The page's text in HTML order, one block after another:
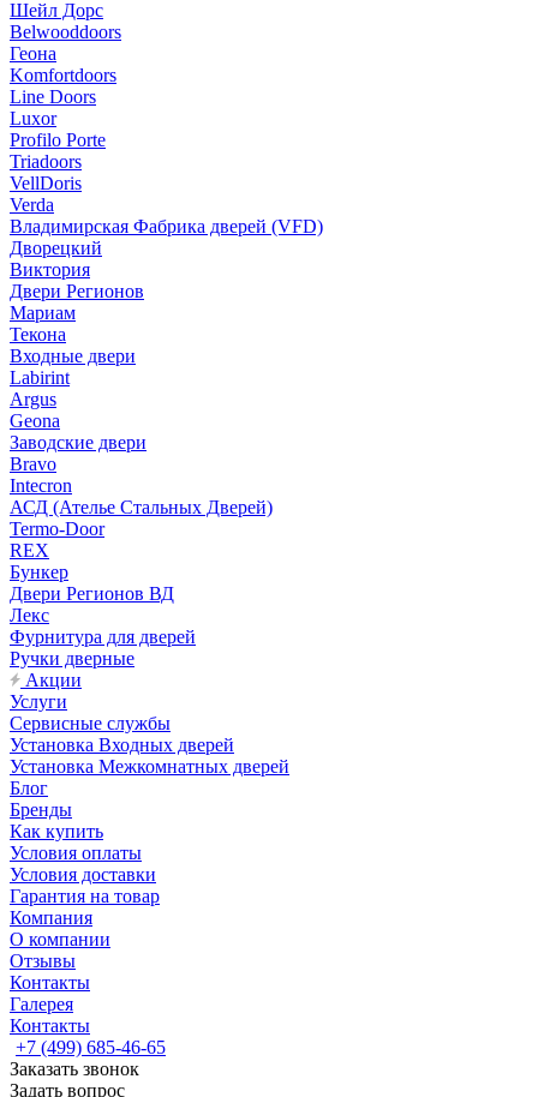
Шейл Дорс
Belwooddoors
Геона
Komfortdoors
Line Doors
Luxor
Profilo Porte
Triadoors
VellDoris
Verda
Владимирская Фабрика дверей (VFD)
Дворецкий
Виктория
Двери Регионов
Мариам
Текона
Входные двери
Labirint
Argus
Geona
Заводские двери
Bravo
Intecron
АСД (Ателье Стальных Дверей)
Termo-Door
REX
Бункер
Двери Регионов ВД
Лекс
Фурнитура для дверей
Ручки дверные
Акции
Услуги
Сервисные службы
Установка Входных дверей
Установка Межкомнатных дверей
Блог
Бренды
Как купить
Условия оплаты
Условия доставки
Гарантия на товар
Компания
О компании
Отзывы
Контакты
Галерея
Контакты
+7 (499) 685-46-65
Заказать звонок
Задать вопрос